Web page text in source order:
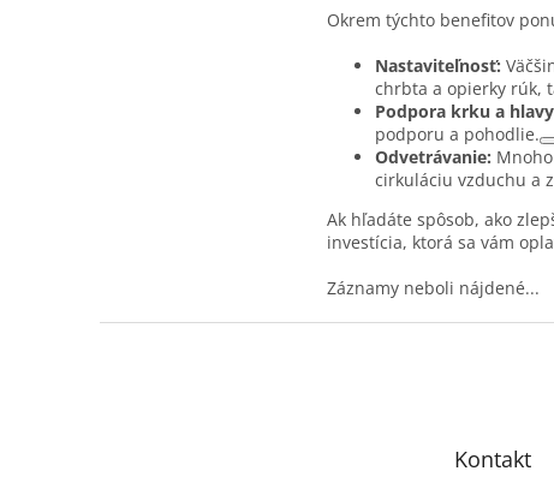
Okrem týchto benefitov
Nastaviteľnosť:
chrbta a opierky rúk,
Podpora krku a
podporu a pohodlie.
Odvetrávanie:
cirkuláciu vzduchu a
Ak hľadáte spôsob, ako
investícia, ktorá sa vám
Záznamy neboli nájdené...
Kontakt